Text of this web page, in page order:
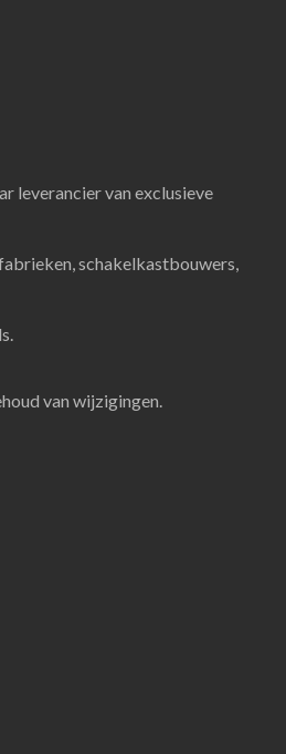
leverancier van exclusieve
schakelkastbouwers,
van wijzigingen.